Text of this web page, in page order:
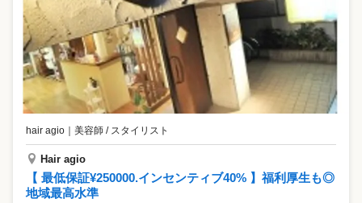
hair agio ｜ 美容師 / スタイリスト
Hair agio
【 最低保証¥250000.インセンティブ40% 】福利厚生も◎
地域最高水準